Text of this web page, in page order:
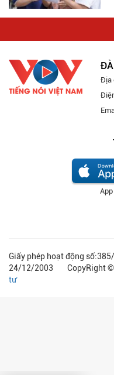
Địa
Giấy phép hoạt động
24/12/2003 CopyRight ©
tư